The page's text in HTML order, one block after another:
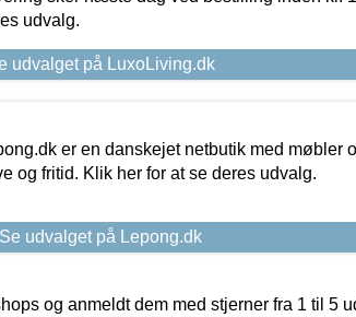
udvalg.
udvalget på LuxoLiving.dk
er en danskejet netbutik med møbler
og fritid. Klik her for at se deres udvalg.
Se udvalget på Lepong.dk
og anmeldt dem med stjerner fra 1 til 5